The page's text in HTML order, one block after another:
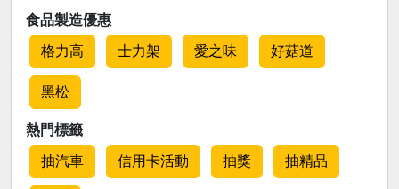
食品製造優惠
格力高 士力架 愛之味 好菇道
黑松
熱門標籤
抽汽車 信用卡活動 抽獎 抽精品